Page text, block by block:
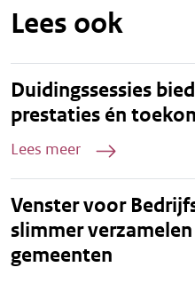
Lees ook
Duidingssessies
prestaties én
Lees meer
Venster voor
slimmer
gemeenten